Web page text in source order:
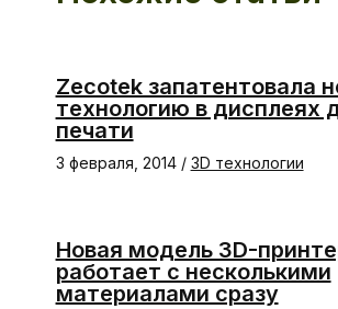
Zecotek запатентовала
технологию в дисплеях
печати
3 февраля, 2014 / 3D технологии
Новая модель 3D-
работает с несколькими
материалами сразу